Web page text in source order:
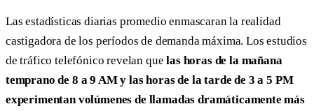
Las estadísticas diarias promedio enmascaran la realidad
castigadora de los períodos de demanda máxima. Los estudios
de tráfico telefónico revelan quelas horas de la mañana
temprano de 8 a 9 AM y las horas de la tarde de 3 a 5 PM
experimentan volúmenes de llamadas dramáticamente más